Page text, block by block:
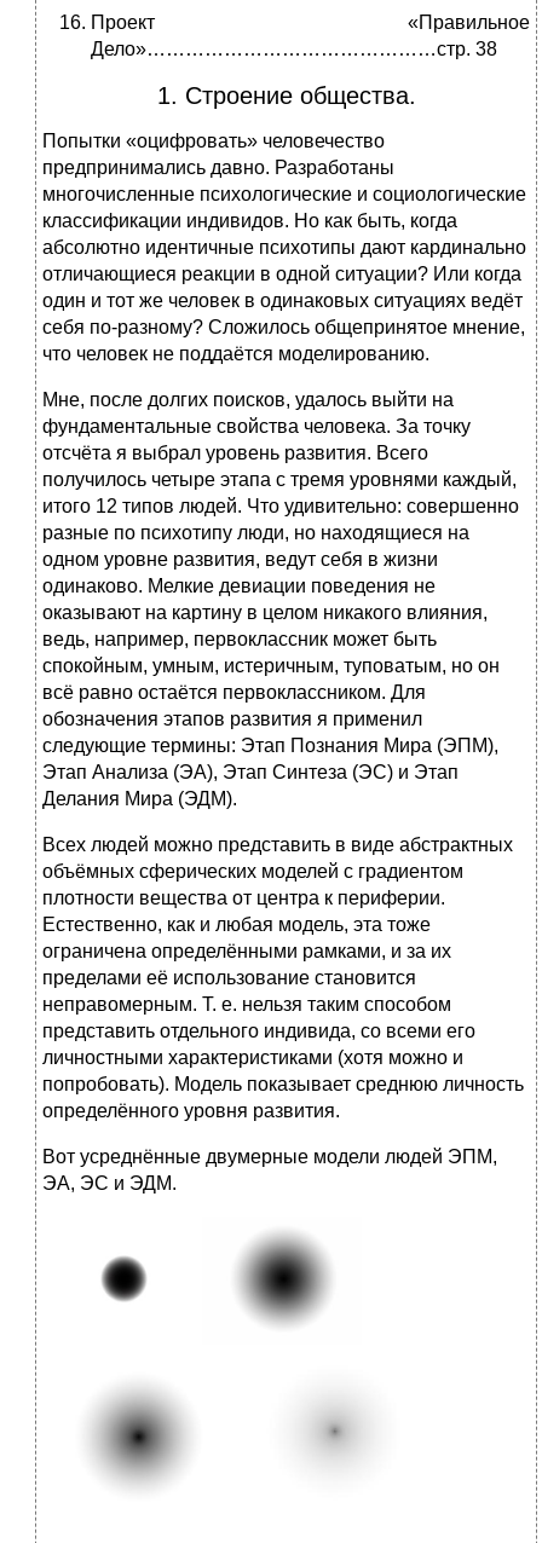
Проект «Правильное
Дело»………………………………………стр. 38
1. Строение общества.
Попытки «оцифровать» человечество
предпринимались давно. Разработаны
многочисленные психологические и социологические
классификации индивидов. Но как быть, когда
абсолютно идентичные психотипы дают кардинально
отличающиеся реакции в одной ситуации? Или когда
один и тот же человек в одинаковых ситуациях ведёт
себя по-разному? Сложилось общепринятое мнение,
что человек не поддаётся моделированию.
Мне, после долгих поисков, удалось выйти на
фундаментальные свойства человека. За точку
отсчёта я выбрал уровень развития. Всего
получилось четыре этапа с тремя уровнями каждый,
итого 12 типов людей. Что удивительно: совершенно
разные по психотипу люди, но находящиеся на
одном уровне развития, ведут себя в жизни
одинаково. Мелкие девиации поведения не
оказывают на картину в целом никакого влияния,
ведь, например, первоклассник может быть
спокойным, умным, истеричным, туповатым, но он
всё равно остаётся первоклассником. Для
обозначения этапов развития я применил
следующие термины: Этап Познания Мира (ЭПМ),
Этап Анализа (ЭА), Этап Синтеза (ЭС) и Этап
Делания Мира (ЭДМ).
Всех людей можно представить в виде абстрактных
объёмных сферических моделей с градиентом
плотности вещества от центра к периферии.
Естественно, как и любая модель, эта тоже
ограничена определёнными рамками, и за их
пределами её использование становится
неправомерным. Т. е. нельзя таким способом
представить отдельного индивида, со всеми его
личностными характеристиками (хотя можно и
попробовать). Модель показывает среднюю личность
определённого уровня развития.
Вот усреднённые двумерные модели людей ЭПМ,
ЭА, ЭС и ЭДМ.